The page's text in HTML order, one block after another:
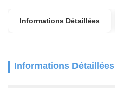
Informations Détaillées
Informations Détaillées